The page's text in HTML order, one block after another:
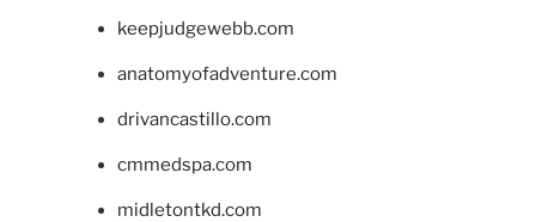
keepjudgewebb.com
anatomyofadventure.com
drivancastillo.com
cmmedspa.com
midletontkd.com